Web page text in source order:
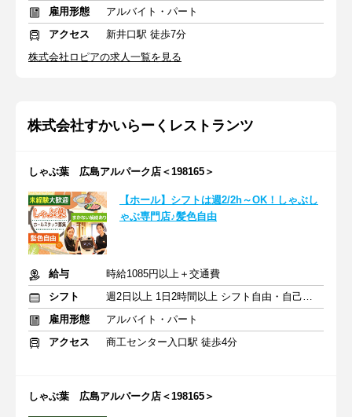
雇用形態
アルバイト・パート
アクセス
新井口駅 徒歩7分
株式会社ロピアの求人一覧を見る
株式会社すかいらーくレストランツ
しゃぶ葉 広島アルパーク店＜198165＞
【ホール】シフトは週2/2h～OK！しゃぶし
ゃぶ専門店♪髪色自由
給与
時給1085円以上＋交通費
シフト
週2日以上 1日2時間以上 シフト自由・自己申告
雇用形態
アルバイト・パート
アクセス
商工センター入口駅 徒歩4分
しゃぶ葉 広島アルパーク店＜198165＞